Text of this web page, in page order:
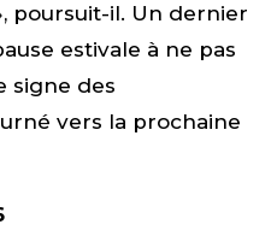
poursuit-il. Un dernier
estivale à ne pas
signe des
vers la prochaine